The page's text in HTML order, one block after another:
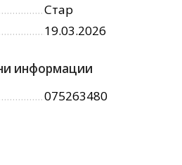
Стар
19.03.2026
информации
075263480